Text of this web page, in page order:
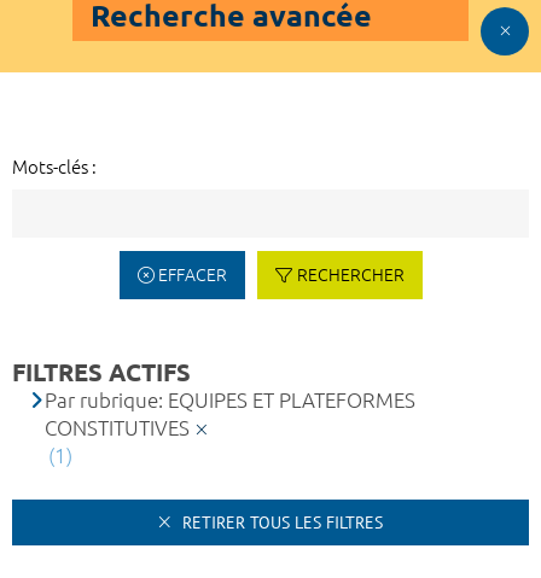
Recherche avancée
Mots-clés :
EFFACER RECHERCHER
FILTRES ACTIFS
Par rubrique: EQUIPES ET PLATEFORMES
CONSTITUTIVES
(1)
RETIRER TOUS LES FILTRES